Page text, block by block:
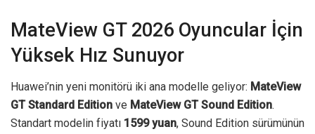
MateView GT 2026 Oyuncular İçin
Yüksek Hız Sunuyor
Huawei’nin yeni monitörü iki ana modelle geliyor: MateView
GT Standard Edition ve MateView GT Sound Edition.
Standart modelin fiyatı 1599 yuan, Sound Edition sürümünün